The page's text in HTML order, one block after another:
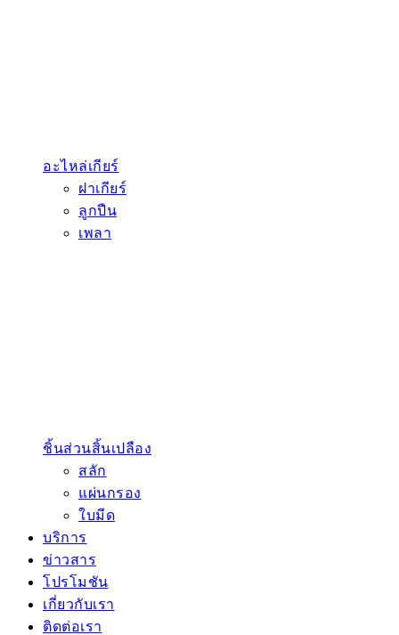
อะไหล่เกียร์
ฝาเกียร์
ลูกปืน
เพลา
ชิ้นส่วนสิ้นเปลือง
สลัก
แผ่นกรอง
ใบมีด
บริการ
ข่าวสาร
โปรโมชัน
เกี่ยวกับเรา
ติดต่อเรา